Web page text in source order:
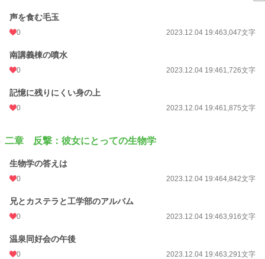
文字数 46,192
更新日時
初回公開日時 2023.12.04 19:46
初回完結日時
週間ポイント 0 pt (228,724 位)
年間ポイント 147 pt (132,404 位)
声を食む毛玉
0 2023.12.04 19:463,047文字
南講義棟の噴水
0 2023.12.04 19:461,726文字
記憶に残りにくい身の上
0 2023.12.04 19:461,875文字
二章 反撃：彼女にとっての生物学
生物学の答えは
0 2023.12.04 19:464,842文字
兄とカステラと工学部のアルバム
0 2023.12.04 19:463,916文字
温泉同好会の午後
0 2023.12.04 19:463,291文字